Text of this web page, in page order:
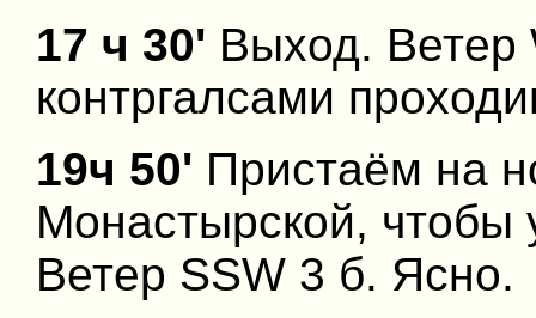
17 ч 30' Выход. Ветер
контргалсами
19ч 50' Пристаём на
Монастырской, чтобы
Ветер SSW 3 б. Ясно.